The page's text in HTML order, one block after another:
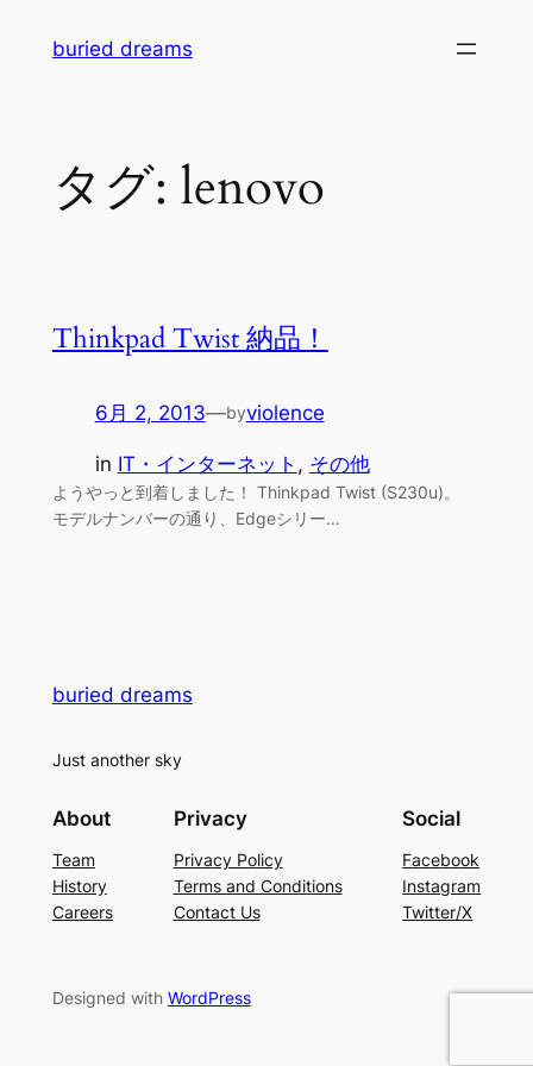
buried dreams
タグ: lenovo
Thinkpad Twist 納品！
6月 2, 2013—byviolence
in IT・インターネット , その他
ようやっと到着しました！ Thinkpad Twist (S230u)。
モデルナンバーの通り、Edgeシリー…
buried dreams
Just another sky
About
Team
History
Careers
Privacy
Privacy Policy
Terms and Conditions
Contact Us
Social
Facebook
Instagram
Twitter/X
Designed with WordPress